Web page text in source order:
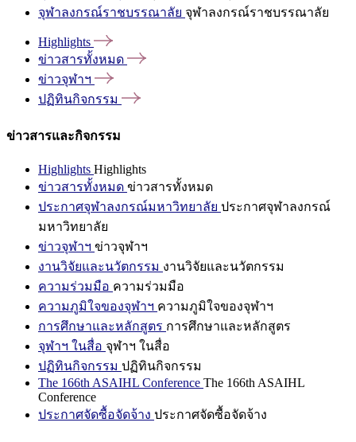
จุฬาลงกรณ์ราชบรรณาลัย จุฬาลงกรณ์ราชบรรณาลัย
Highlights
ข่าวสารทั้งหมด
ข่าวจุฬาฯ
ปฏิทินกิจกรรม
ข่าวสารและกิจกรรม
Highlights Highlights
ข่าวสารทั้งหมด ข่าวสารทั้งหมด
ประกาศจุฬาลงกรณ์มหาวิทยาลัย ประกาศจุฬาลงกรณ์
มหาวิทยาลัย
ข่าวจุฬาฯ ข่าวจุฬาฯ
งานวิจัยและนวัตกรรม งานวิจัยและนวัตกรรม
ความร่วมมือ ความร่วมมือ
ความภูมิใจของจุฬาฯ ความภูมิใจของจุฬาฯ
การศึกษาและหลักสูตร การศึกษาและหลักสูตร
จุฬาฯ ในสื่อ จุฬาฯ ในสื่อ
ปฏิทินกิจกรรม ปฏิทินกิจกรรม
The 166th ASAIHL Conference The 166th ASAIHL
Conference
ประกาศจัดซื้อจัดจ้าง ประกาศจัดซื้อจัดจ้าง